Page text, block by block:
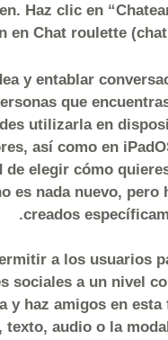
Haz clic en
en Chat roulette
y entablar
que encuentras
utilizarla en
así como en
elegir cómo
es nada nuevo, pero
creados
a los usuarios
sociales a un nivel
y haz amigos en
audio o la